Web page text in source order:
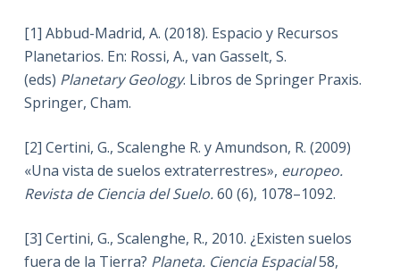
[1] Abbud-Madrid, A. (2018). Espacio y Recursos
Planetarios. En: Rossi, A., van Gasselt, S.
(eds) Planetary Geology. Libros de Springer Praxis.
Springer, Cham.
[2] Certini, G., Scalenghe R. y Amundson, R. (2009)
«Una vista de suelos extraterrestres», europeo.
Revista de Ciencia del Suelo.60 (6), 1078–1092.
[3] Certini, G., Scalenghe, R., 2010. ¿Existen suelos
fuera de la Tierra? Planeta. Ciencia Espacial58,